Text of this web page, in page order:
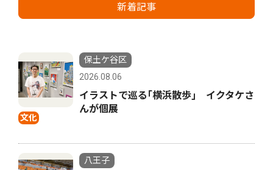
新着記事
文化
保土ケ谷区
2026.08.06
イラストで巡る｢横浜散歩｣ イクタケさ
んが個展
八王子